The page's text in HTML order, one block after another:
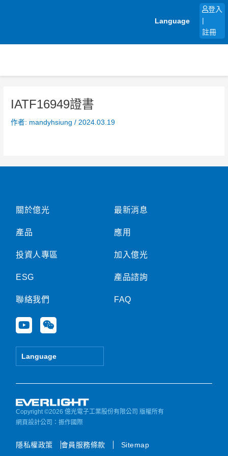
Language
登入
註冊
IATF16949證書
作者: mandyhsiung/ 2024.03.19
關於億光
產品
投資人專區
ESG
聯絡我們
Y
o
u
e
W
e
i
Language
最新消息
應用
加入億光
產品諮詢
FAQ
Copyright ©2026 億光電子工業股份有限公司 版權所有
網頁設計公司 ：振作國際
隱私權政策 會員服務條款 Sitemap